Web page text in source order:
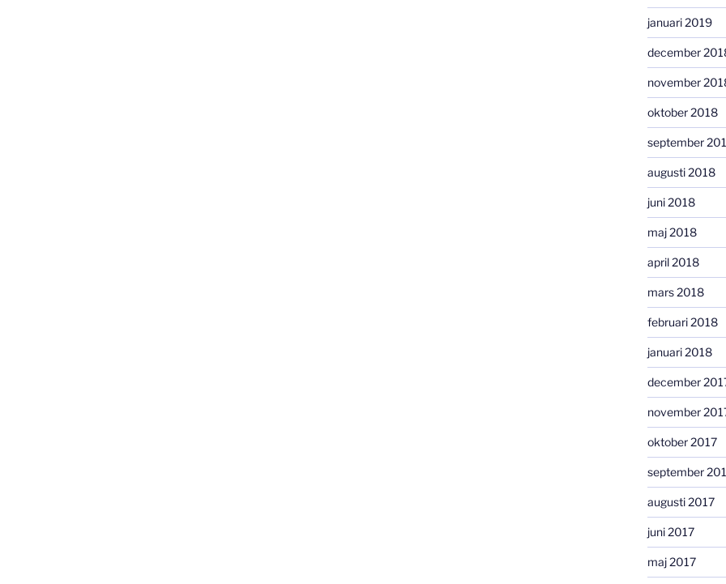
januari 2019
december
november
oktober 2018
september
augusti 2018
juni 2018
maj 2018
april 2018
mars 2018
februari 2018
januari 2018
december
november
oktober 2017
september
augusti 2017
juni 2017
maj 2017